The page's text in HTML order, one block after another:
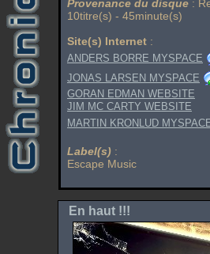
Provenance du disque :
10titre(s) - 45minute(s)
Site(s) Internet :
ANDERS BORRE MYSPACE
JONAS LARSEN MYSPACE
GORAN EDMAN WEBSITE
JIM MC CARTY WEBSITE
MARTIN KRONLUD
Label(s) :
Escape Music
En haut !!!